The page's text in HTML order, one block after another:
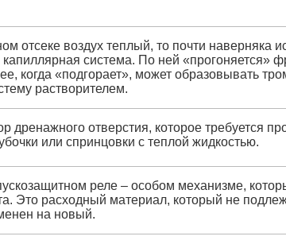
отсеке воздух теплый, то почти наверняка
система. По ней «прогоняется»
когда «подгорает», может образовывать
растворителем.
дренажного отверстия, которое требуется
или спринцовки с теплой жидкостью.
реле – особом механизме,
Это расходный материал, который не
на новый.